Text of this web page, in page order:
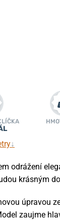
↓
odrážení
krásným
úpravou
zaujme